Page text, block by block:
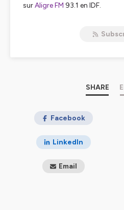
surAligre FM 93.1 en IDF.
Hébergé par Ausha. Visitez
SHARE
Facebook
LinkedIn
Email